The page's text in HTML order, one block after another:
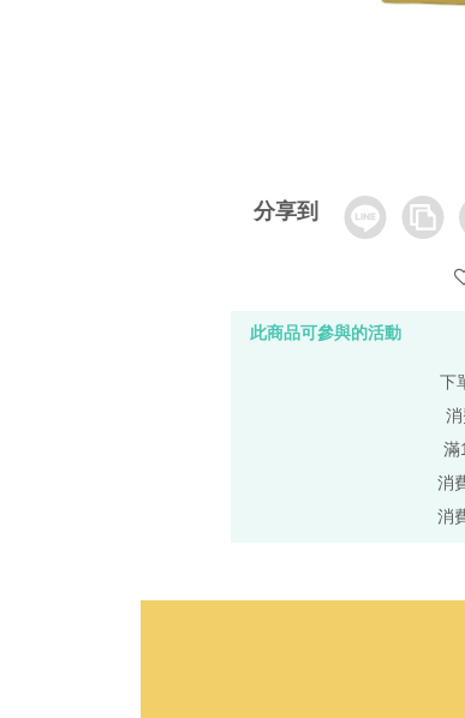
分享到 Line
Copy
Link
此商品可參與的活動
下
滿
消
消